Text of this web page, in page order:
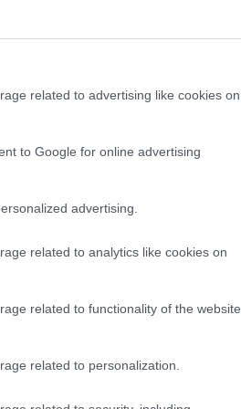
related to advertising like cookies on
to Google for online advertising
advertising.
related to analytics like cookies on
related to functionality of the website
related to personalization.
ημερών.
είτε λόγω της
που μπορεί
γονέα, οι γονείς
5 εργασίμων ημερών,
από κορωνοϊό
ενώ την 5η ημέρα
της ειδικής άδειας
με τα εκάστοτε
στην ασθένεια
όταν κατά το ίδιο
άλλη άδεια.